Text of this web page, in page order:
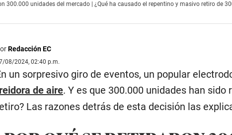
300.000 unidades del mercado | ¿Qué ha causado el repentino y masivo retiro de
Redacción EC
08/2024, 02:40 p.m.
un sorpresivo giro de eventos, un popular
de aire. Y es que 300.000 unidades han
Las razones detrás de esta decisión las